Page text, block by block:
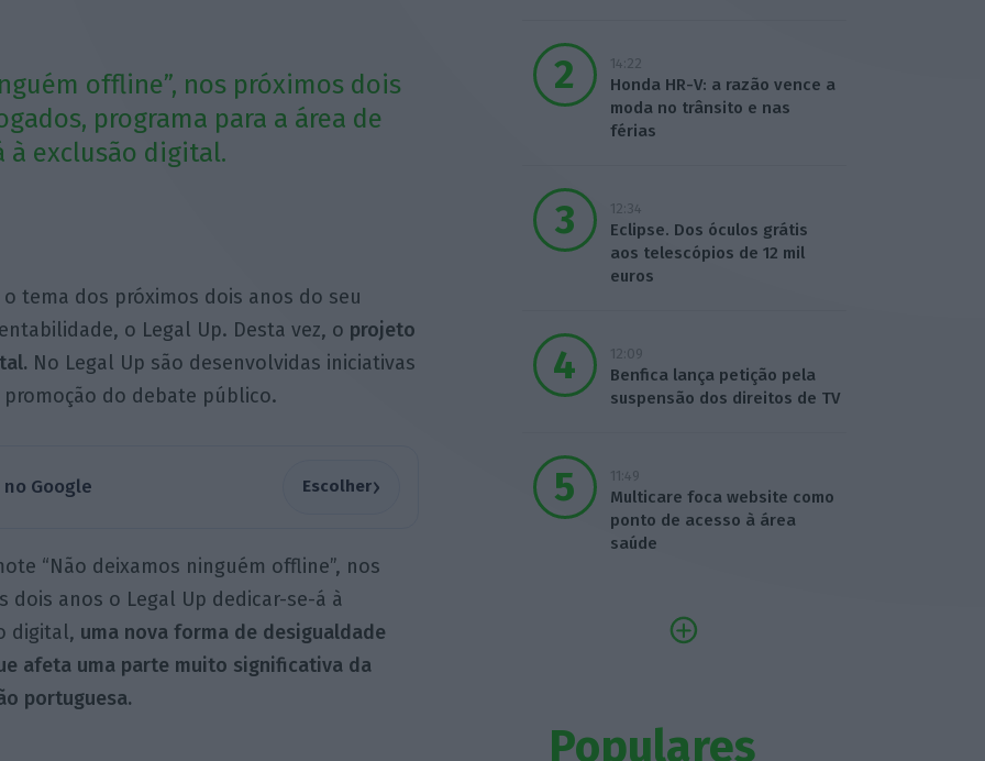
offline”, nos próximos dois
programa para a área de
à exclusão digital.
tema dos próximos dois anos do seu
o Legal Up. Desta vez, o projeto
No Legal Up são desenvolvidas iniciativas
do debate público.
Google Escolher›
“Não deixamos ninguém offline”, nos
dois anos o Legal Up dedicar-se-á à
digital, uma nova forma de desigualdade
afeta uma parte muito significativa da
portuguesa.
14:22
Honda HR-V: a razão vence a
moda no trânsito e nas
férias
12:34
Eclipse. Dos óculos grátis
aos telescópios de 12 mil
euros
12:09
Benfica lança petição pela
suspensão dos direitos de TV
11:49
Multicare foca website como
ponto de acesso à área
saúde
Populares